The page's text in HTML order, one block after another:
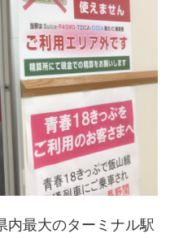
内最大のターミナル駅